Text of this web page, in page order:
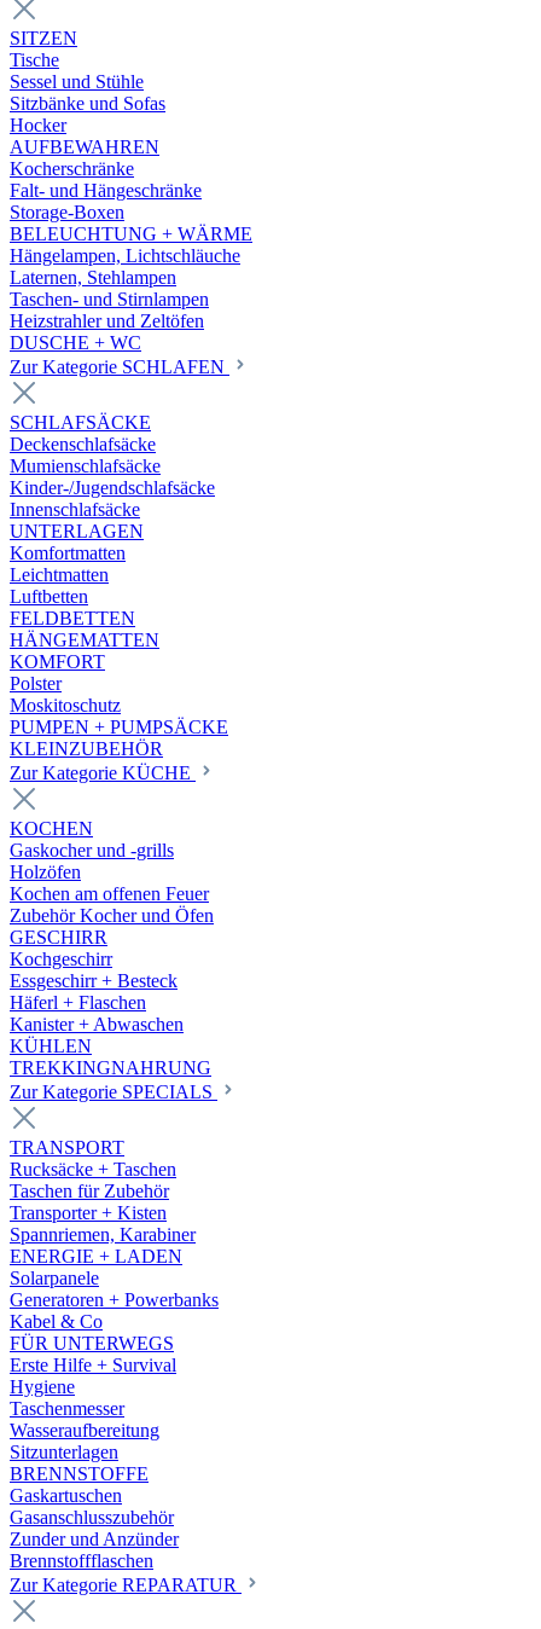
SITZEN
Tische
Sessel und Stühle
Sitzbänke und Sofas
Hocker
AUFBEWAHREN
Kocherschränke
Falt- und Hängeschränke
Storage-Boxen
BELEUCHTUNG + WÄRME
Hängelampen, Lichtschläuche
Laternen, Stehlampen
Taschen- und Stirnlampen
Heizstrahler und Zeltöfen
DUSCHE + WC
Zur Kategorie SCHLAFEN
SCHLAFSÄCKE
Deckenschlafsäcke
Mumienschlafsäcke
Kinder-/Jugendschlafsäcke
Innenschlafsäcke
UNTERLAGEN
Komfortmatten
Leichtmatten
Luftbetten
FELDBETTEN
HÄNGEMATTEN
KOMFORT
Polster
Moskitoschutz
PUMPEN + PUMPSÄCKE
KLEINZUBEHÖR
Zur Kategorie KÜCHE
KOCHEN
Gaskocher und -grills
Holzöfen
Kochen am offenen Feuer
Zubehör Kocher und Öfen
GESCHIRR
Kochgeschirr
Essgeschirr + Besteck
Häferl + Flaschen
Kanister + Abwaschen
KÜHLEN
TREKKINGNAHRUNG
Zur Kategorie SPECIALS
TRANSPORT
Rucksäcke + Taschen
Taschen für Zubehör
Transporter + Kisten
Spannriemen, Karabiner
ENERGIE + LADEN
Solarpanele
Generatoren + Powerbanks
Kabel & Co
FÜR UNTERWEGS
Erste Hilfe + Survival
Hygiene
Taschenmesser
Wasseraufbereitung
Sitzunterlagen
BRENNSTOFFE
Gaskartuschen
Gasanschlusszubehör
Zunder und Anzünder
Brennstoffflaschen
Zur Kategorie REPARATUR